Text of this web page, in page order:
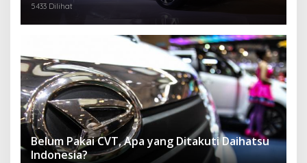
5433 Dilihat
Belum Pakai CVT, Apa yang Ditakuti Daihatsu
Indonesia?